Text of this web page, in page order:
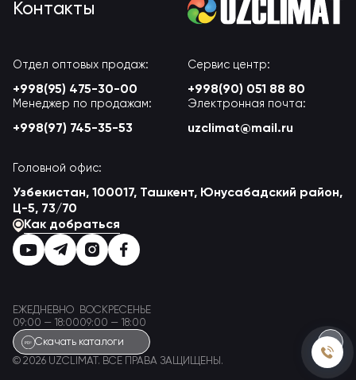
Контакты
Отдел оптовых продаж:
+998(95) 475-30-00
Сервис центр:
+998(90) 051 88 80
Менеджер по продажам:
+998(97) 745-35-53
Электронная почта:
uzclimat@mail.ru
Головной офис:
Узбекистан, 100017, Ташкент, Юнусабадский район,
Ц-5, 73/70
Как добраться
ЕЖЕДНЕВНО
09:00 — 18:00
ВОСКРЕСЕНЬЕ
09:00 — 18:00
Скачать каталоги
© 2026 UZCLIMAT. ВСЕ ПРАВА ЗАЩИЩЕНЫ.